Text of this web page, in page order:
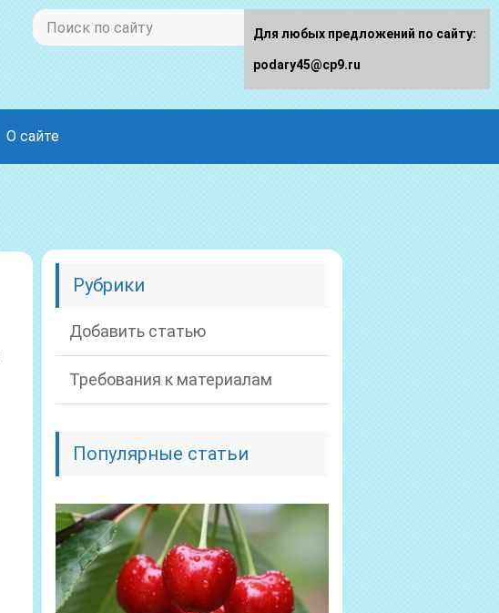
О сайте
Рубрики
Добавить статью
Требования к материалам
Популярные статьи
Для любых предложений по сайту:
podary45@cp9.ru